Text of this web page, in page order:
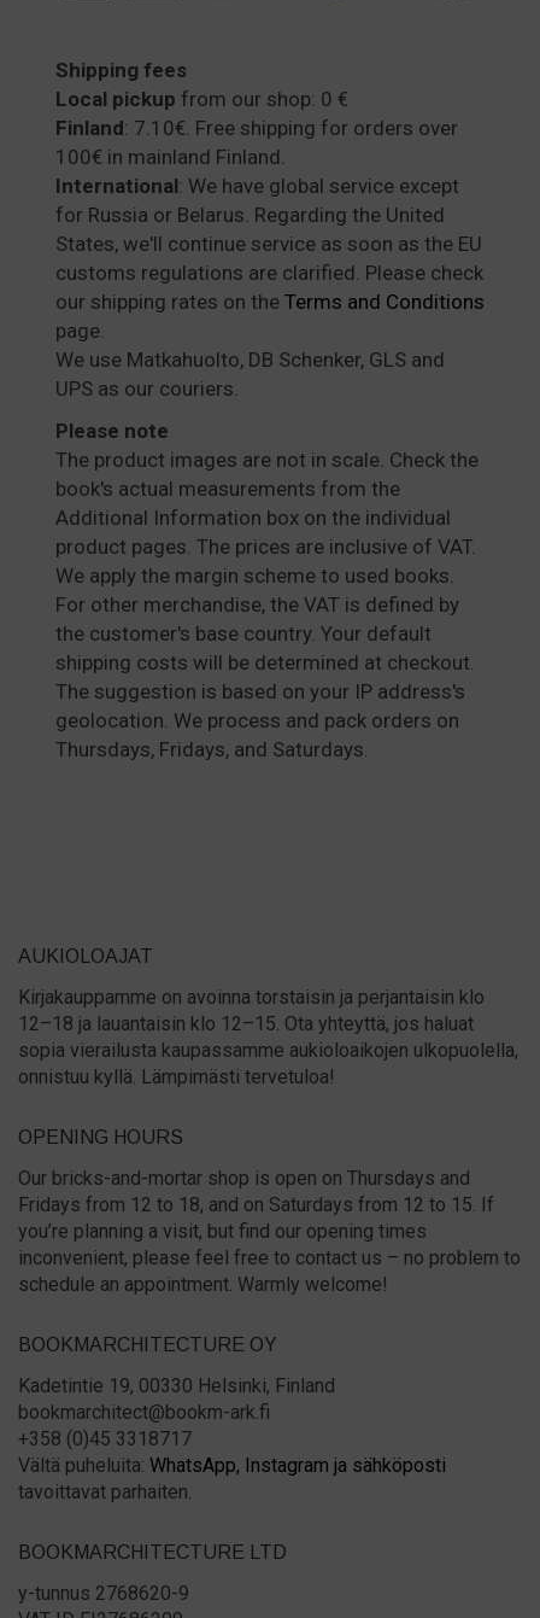
Shipping fees
Local pickup from our shop: 0 €
Finland: 7.10€. Free shipping for orders over
100€ in mainland Finland.
International: We have global service except
for Russia or Belarus. Regarding the United
States, we'll continue service as soon as the EU
customs regulations are clarified. Please check
our shipping rates on the Terms and Conditions
page.
We use Matkahuolto, DB Schenker, GLS and
UPS as our couriers.
Please note
The product images are not in scale. Check the
book's actual measurements from the
Additional Information box on the individual
product pages. The prices are inclusive of VAT.
We apply the margin scheme to used books.
For other merchandise, the VAT is defined by
the customer's base country. Your default
shipping costs will be determined at checkout.
The suggestion is based on your IP address's
geolocation. We process and pack orders on
Thursdays, Fridays, and Saturdays.
AUKIOLOAJAT
Kirjakauppamme on avoinna torstaisin ja perjantaisin klo
12–18 ja lauantaisin klo 12–15. Ota yhteyttä, jos haluat
sopia vierailusta kaupassamme aukioloaikojen ulkopuolella,
onnistuu kyllä. Lämpimästi tervetuloa!
OPENING HOURS
Our bricks-and-mortar shop is open on Thursdays and
Fridays from 12 to 18, and on Saturdays from 12 to 15. If
you’re planning a visit, but find our opening times
inconvenient, please feel free to contact us – no problem to
schedule an appointment. Warmly welcome!
BOOKMARCHITECTURE OY
Kadetintie 19, 00330 Helsinki, Finland
bookmarchitect@bookm-ark.fi
+358 (0)45 3318717
Vältä puheluita: WhatsApp, Instagram ja sähköposti
tavoittavat parhaiten.
BOOKMARCHITECTURE LTD
y-tunnus 2768620-9